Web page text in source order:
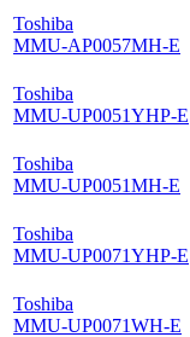
Toshiba
MMU-AP0057MH-E
Toshiba
MMU-UP0051YHP-E
Toshiba
MMU-UP0051MH-E
Toshiba
MMU-UP0071YHP-E
Toshiba
MMU-UP0071WH-E